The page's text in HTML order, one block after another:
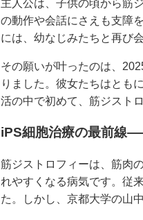
主人公は、子供の頃から筋
の動作や会話にさえも支障
には、幼なじみたちと再び
その願いが叶ったのは、
りました。彼女たちはとも
活の中で初めて、筋ジスト
iPS細胞治療の最前線
筋ジストロフィーは、筋肉
れやすくなる病気です。従
た。しかし、京都大学の山